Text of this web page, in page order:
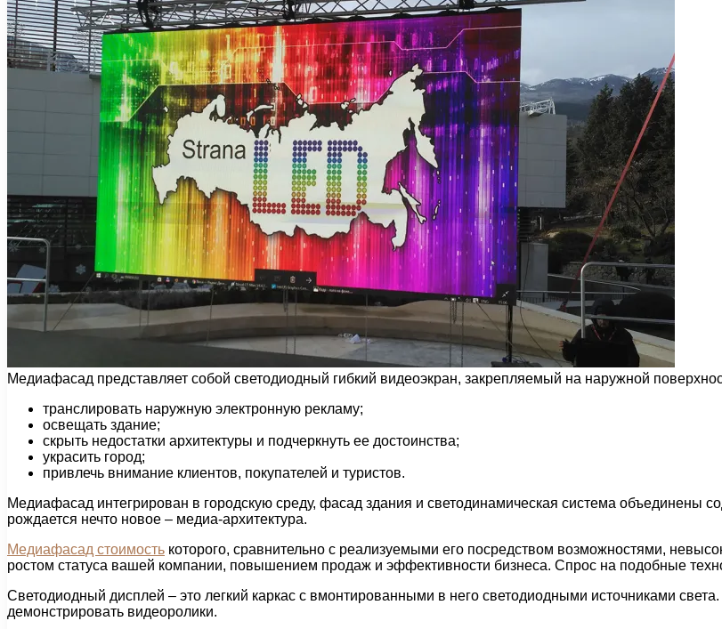
Медиафасад представляет собой светодиодный гибкий видеоэкран, закрепляемый на наружной
транслировать наружную электронную рекламу;
освещать здание;
скрыть недостатки архитектуры и подчеркнуть ее достоинства;
украсить город;
привлечь внимание клиентов, покупателей и туристов.
Медиафасад интегрирован в городскую среду, фасад здания и светодинамическая система объединены
рождается нечто новое – медиа-архитектура.
Медиафасад стоимость которого, сравнительно с реализуемыми его посредством возможностями,
ростом статуса вашей компании, повышением продаж и эффективности бизнеса. Спрос на подобные
Светодиодный дисплей – это легкий каркас с вмонтированными в него светодиодными источниками
демонстрировать видеоролики.